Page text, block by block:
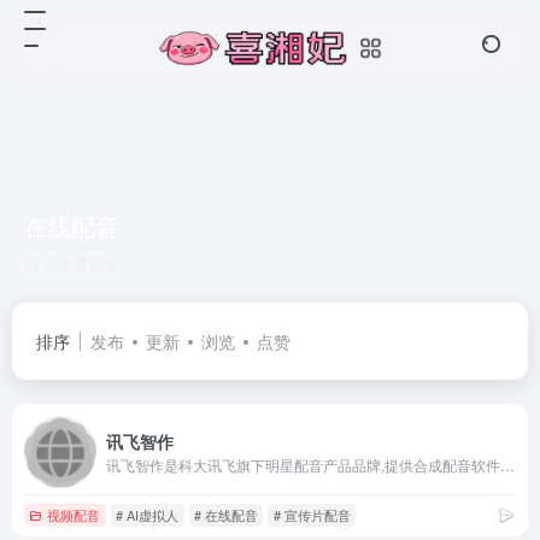
排序 发布 更新 浏览 点赞
讯飞智作
视频配音 # AI虚拟人 # 在线配音 # 宣传片配音